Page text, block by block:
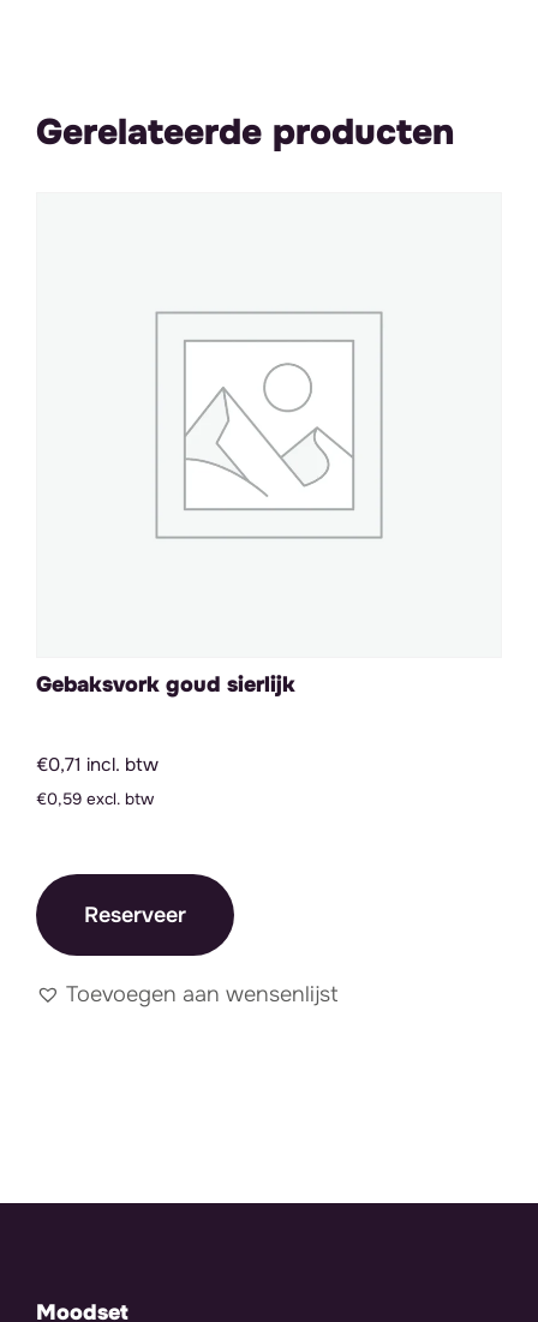
Gerelateerde producten
Gebaksvork goud sierlijk
€0,71 incl. btw
€0,59 excl. btw
Reserveer
Toevoegen aan wensenlijst
Moodset